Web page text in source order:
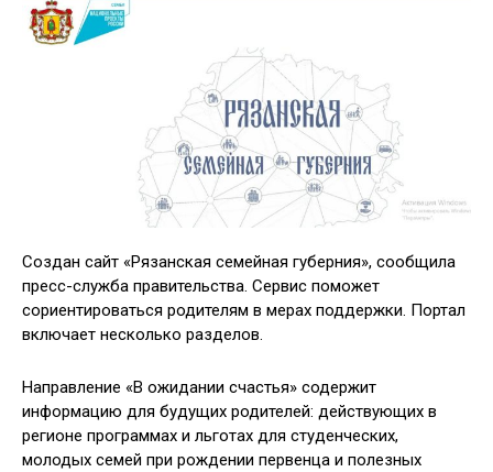
Создан сайт «Рязанская семейная губерния», сообщила
пресс-служба правительства. Сервис поможет
сориентироваться родителям в мерах поддержки. Портал
включает несколько разделов.
Направление «В ожидании счастья» содержит
информацию для будущих родителей: действующих в
регионе программах и льготах для студенческих,
молодых семей при рождении первенца и полезных